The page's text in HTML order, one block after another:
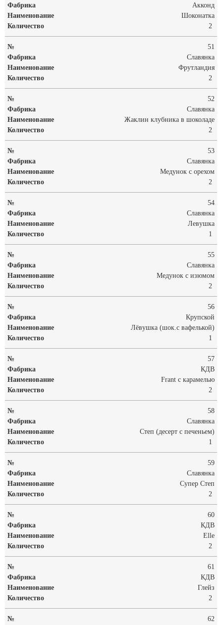
Акконд
Шоконатка
2
51
Славянка
Фрутландия
2
52
Славянка
Жаклин клубника в шоколаде
2
53
Славянка
Медунок с орехом
2
54
Славянка
Левушка
1
55
Славянка
Медунок с изюмом
2
56
Крупской
Лёвушка (шок.с вафелькой)
1
57
КДВ
Frant с карамелью
2
58
Славянка
Степ (десерт с печеньем)
1
59
Славянка
Супер Степ
2
60
КДВ
Elle
2
61
КДВ
Глейз
2
62